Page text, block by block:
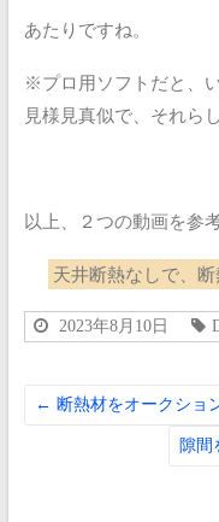
あたりですね。
※プロ用ソフトだと、
見様見真似で、それら
以上、２つの動画を参
天井断熱なしで、
2023年8月10日
← 断熱材をオークショ
隙間